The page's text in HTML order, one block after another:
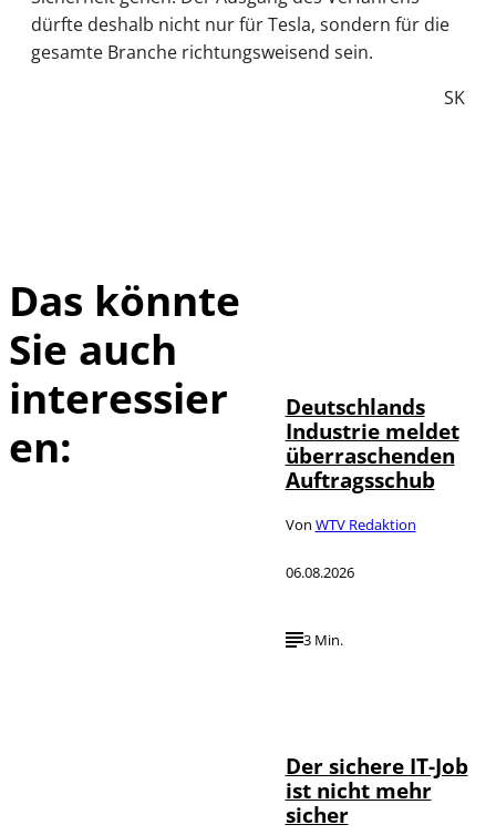
dürfte deshalb nicht nur für Tesla, sondern für die
gesamte Branche richtungsweisend sein.
SK
Das könnte
Sie auch
interessier
en:
Deutschlands
Industrie meldet
überraschenden
Auftragsschub
Von WTV Redaktion
06.08.2026
3 Min.
Der sichere IT-Job
ist nicht mehr
sicher